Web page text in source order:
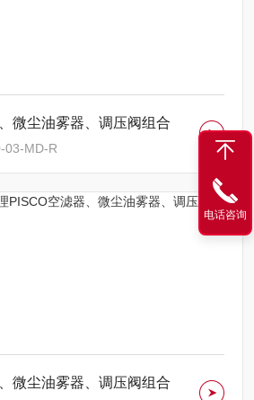
微尘油雾器、调压阀组合
03-MD-R
微尘油雾器、调压阀组合
电话咨询